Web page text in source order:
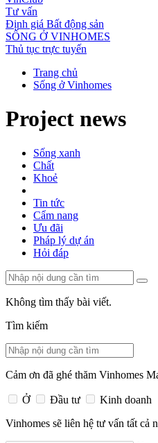
Tư vấn
Định giá Bất động sản
SỐNG Ở VINHOMES
Thủ tục trực tuyến
Trang chủ
Sống ở Vinhomes
Project news
Sống xanh
Chất
Khoẻ
Tin tức
Cẩm nang
Ưu đãi
Pháp lý dự án
Hỏi đáp
Không tìm thấy bài viết.
Tìm kiếm
Cảm ơn đã ghé thăm Vinhomes
Ở Đầu tư
Kinh doanh
Vinhomes sẽ liên hệ tư vấn tất cả